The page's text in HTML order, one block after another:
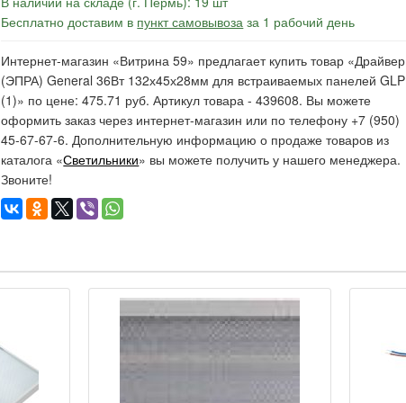
Бесплатно доставим в пункт самовывоза за 1 рабочий день
Интернет-магазин «Витрина 59» предлагает купить товар «Драйвер
(ЭПРА) General 36Вт 132х45х28мм для встраиваемых панелей GLP
(1)» по цене: 475.71 руб. Артикул товара - 439608. Вы можете
оформить заказ через интернет-магазин или по телефону +7 (950)
45-67-67-6. Дополнительную информацию о продаже товаров из
каталога «Светильники» вы можете получить у нашего менеджера.
Звоните!